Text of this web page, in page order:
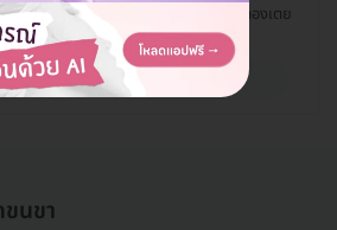
ห้อง 307-308 ชั้น UL ถ. สุขุมวิท แขวงคลองเตย
คร 10110
ดูรายละเอียด
นขา